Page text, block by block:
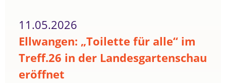
11.05.2026
Ellwangen: „Toilette für alle“ im
Treff.26 in der Landesgartenschau
eröffnet